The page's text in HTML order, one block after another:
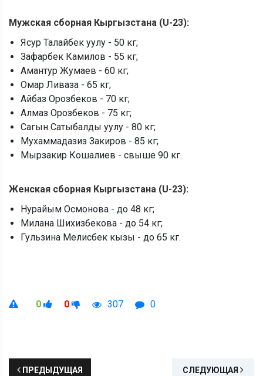
Мужская сборная Кыргызстана (U-23):
Ясур Талайбек уулу - 50 кг;
Зафарбек Камилов - 55 кг;
Амантур Жумаев - 60 кг;
Омар Ливаза - 65 кг;
Айбаз Орозбеков - 70 кг;
Алмаз Орозбеков - 75 кг;
Сагын Сатыбалды уулу - 80 кг;
Мухаммадазиз Закиров - 85 кг;
Мырзакир Кошалиев - свыше 90 кг.
Женская сборная Кыргызстана (U-23):
Нурайым Осмонова - до 48 кг;
Милана Шихизбекова - до 54 кг;
Гульзина Мелисбек кызы - до 65 кг.
0 0 307 0
ПРЕДЫДУЩАЯ СЛЕДУЮЩАЯ